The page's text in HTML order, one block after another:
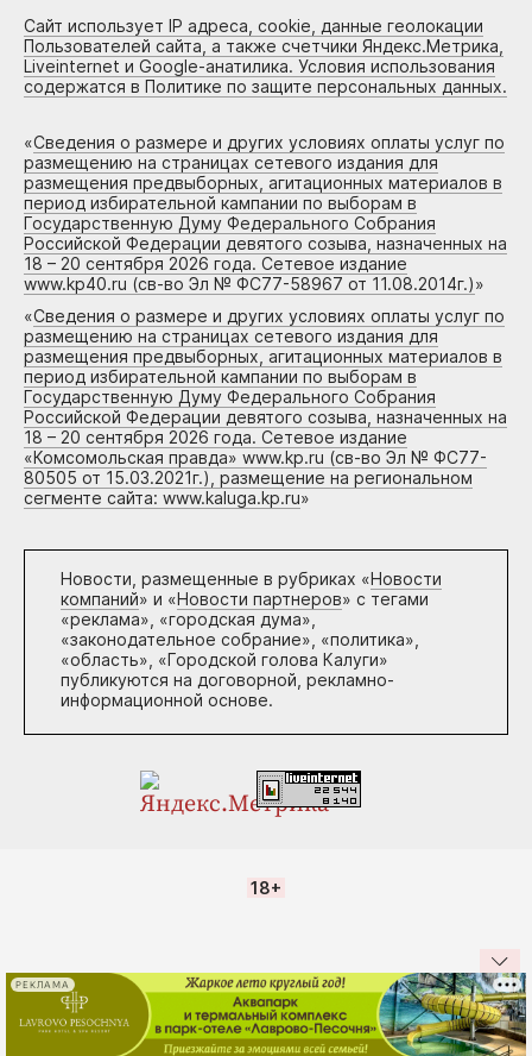
Сайт использует IP адреса, cookie, данные геолокации
Пользователей сайта, а также счетчики Яндекс.Метрика,
Liveinternet и Google-анатилика. Условия использования
содержатся в Политике по защите персональных данных.
«Сведения о размере и других условиях оплаты услуг по
размещению на страницах сетевого издания для
размещения предвыборных, агитационных материалов в
период избирательной кампании по выборам в
Государственную Думу Федерального Собрания
Российской Федерации девятого созыва, назначенных на
18 – 20 сентября 2026 года. Сетевое издание
www.kp40.ru (св-во Эл № ФС77-58967 от 11.08.2014г.)»
«Сведения о размере и других условиях оплаты услуг по
размещению на страницах сетевого издания для
размещения предвыборных, агитационных материалов в
период избирательной кампании по выборам в
Государственную Думу Федерального Собрания
Российской Федерации девятого созыва, назначенных на
18 – 20 сентября 2026 года. Сетевое издание
«Комсомольская правда» www.kp.ru (св-во Эл № ФС77-
80505 от 15.03.2021г.), размещение на региональном
сегменте сайта: www.kaluga.kp.ru»
Новости, размещенные в рубриках «Новости
компаний» и «Новости партнеров» с тегами
«реклама», «городская дума»,
«законодательное собрание», «политика»,
«область», «Городской голова Калуги»
публикуются на договорной, рекламно-
информационной основе.
18+
РЕКЛАМА